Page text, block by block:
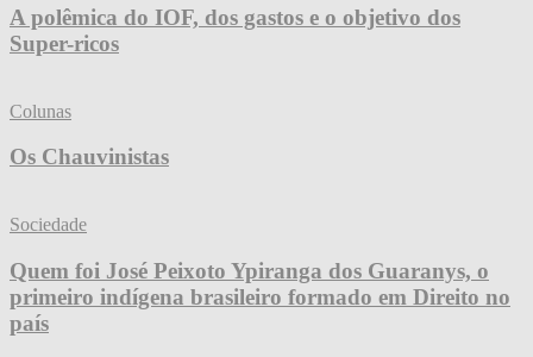
A polêmica do IOF, dos gastos e o objetivo dos
Super-ricos
Colunas
Os Chauvinistas
Sociedade
Quem foi José Peixoto Ypiranga dos Guaranys, o
primeiro indígena brasileiro formado em Direito no
país